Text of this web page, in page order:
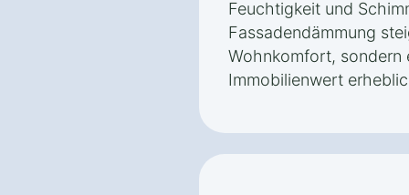
Feuchtigkeit und
Fassadendämmung
Wohnkomfort, sondern
Immobilienwert